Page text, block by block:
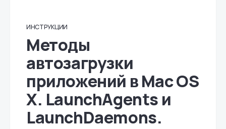
ИНСТРУКЦИИ
Методы
автозагрузки
приложений в Mac OS
X. LaunchAgents и
LaunchDaemons.